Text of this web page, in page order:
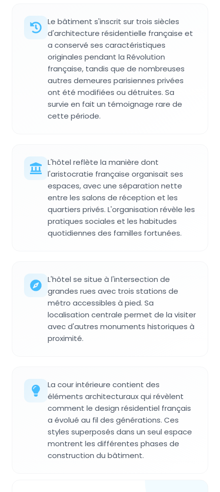
Le bâtiment s'inscrit sur trois siècles
d'architecture résidentielle française et
a conservé ses caractéristiques
originales pendant la Révolution
française, tandis que de nombreuses
autres demeures parisiennes privées
ont été modifiées ou détruites. Sa
survie en fait un témoignage rare de
cette période.
L'hôtel reflète la manière dont
l'aristocratie française organisait ses
espaces, avec une séparation nette
entre les salons de réception et les
quartiers privés. L'organisation révèle les
pratiques sociales et les habitudes
quotidiennes des familles fortunées.
L'hôtel se situe à l'intersection de
grandes rues avec trois stations de
métro accessibles à pied. Sa
localisation centrale permet de la visiter
avec d'autres monuments historiques à
proximité.
La cour intérieure contient des
éléments architecturaux qui révèlent
comment le design résidentiel français
a évolué au fil des générations. Ces
styles superposés dans un seul espace
montrent les différentes phases de
construction du bâtiment.